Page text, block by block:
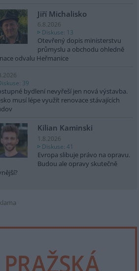
Jiří Michalisko
6.8.2026
Diskuse: 13
Otevřený dopis ministerstvu
průmyslu a obchodu ohledně
odvalu Heřmanice
39
bydlení nevyřeší jen nová výstavba.
musí lépe využít renovace stávajících
Kilian Kaminski
1.8.2026
Diskuse: 41
Evropa slibuje právo na opravu.
Budou ale opravy skutečně